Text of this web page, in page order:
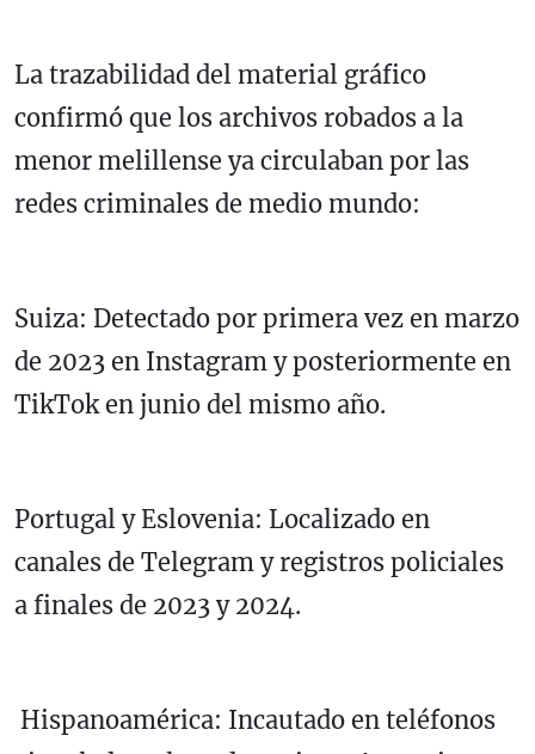
La trazabilidad del material gráfico
confirmó que los archivos robados a la
menor melillense ya circulaban por las
redes criminales de medio mundo:
Suiza: Detectado por primera vez en marzo
de 2023 en Instagram y posteriormente en
TikTok en junio del mismo año.
Portugal y Eslovenia: Localizado en
canales de Telegram y registros policiales
a finales de 2023 y 2024.
Hispanoamérica: Incautado en teléfonos